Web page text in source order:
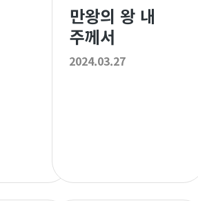
만왕의 왕 내
주께서
2024.03.27